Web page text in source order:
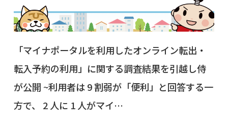
「マイナポータルを利用したオンライン転出・
転入予約の利用」に関する調査結果を引越し侍
が公開 ~利用者は 9 割弱が「便利」と回答する一
方で、 2 人に 1 人がマイ…